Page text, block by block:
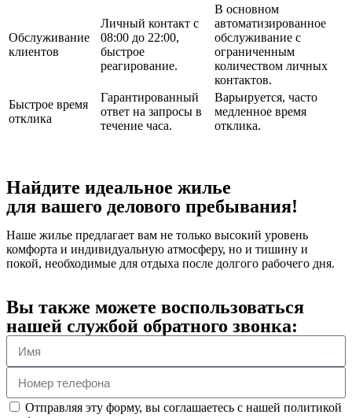
Обслуживание
клиентов
Личный контакт с
08:00 до 22:00,
быстрое
реагирование.
В основном
автоматизированное
обслуживание с
ограниченным
количеством личных
контактов.
Быстрое время
отклика
Гарантированный
ответ на запросы в
течение часа.
Варьируется, часто
медленное время
отклика.
Найдите идеальное жилье
для вашего делового пребывания!
Наше жилье предлагает вам не только высокий уровень
комфорта и индивидуальную атмосферу, но и тишину и
покой, необходимые для отдыха после долгого рабочего дня.
Вы также можете воспользоваться
нашей службой обратного звонка:
Отправляя эту форму, вы соглашаетесь с нашей политикой